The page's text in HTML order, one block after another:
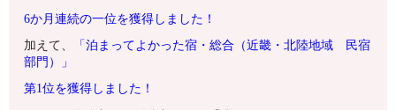
6か月連続の一位を獲得しました！
加えて、
「泊まってよかった宿・総合（近畿・北陸地域 民宿
部門）」
第1位を獲得しました！